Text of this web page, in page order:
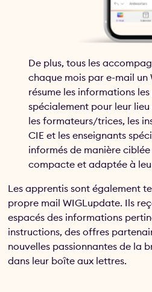
De plus, tous les
chaque mois par e-mail un
résume les informations
spécialement pour leur
les formateurs/trices, les
CIE et les enseignants
informés de manière
compacte et adaptée à
Les apprentis sont également
propre mail WIGLupdate. Ils
espacés des informations
instructions, des offres
nouvelles passionnantes de la
dans leur boîte aux lettres.